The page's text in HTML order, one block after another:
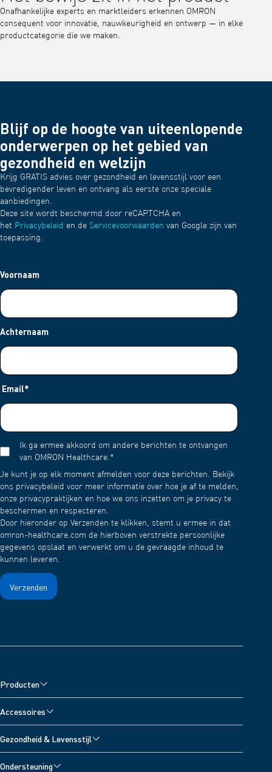
Onafhankelijke experts en marktleiders erkennen OMRON
consequent voor innovatie, nauwkeurigheid en ontwerp — in elke
productcategorie die we maken.
Blijf op de hoogte van uiteenlopende
onderwerpen op het gebied van
gezondheid en welzijn
Krijg GRATIS advies over gezondheid en levensstijl voor een
bevredigender leven en ontvang als eerste onze speciale
aanbiedingen.
Deze site wordt beschermd door reCAPTCHA en
het Privacybeleid en de Servicevoorwaarden van Google zijn van
toepassing.
Voornaam
Achternaam
Email*
Ik ga ermee akkoord om andere berichten te ontvangen
van OMRON Healthcare. *
Je kunt je op elk moment afmelden voor deze berichten. Bekijk
ons privacybeleid voor meer informatie over hoe je af te melden,
onze privacypraktijken en hoe we ons inzetten om je privacy te
beschermen en respecteren.
Door hieronder op Verzenden te klikken, stemt u ermee in dat
omron-healthcare.com de hierboven verstrekte persoonlijke
gegevens opslaat en verwerkt om u de gevraagde inhoud te
kunnen leveren.
Producten
Vernevelaars
Pijnverlichters
Digitale weegschalen
Accessoires
Accessoires voor vernevelaars
Accessoires voor pijnverlichters
Gezondheid & Levensstijl
Ondersteuning